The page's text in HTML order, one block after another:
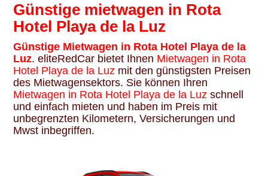
Günstige mietwagen in Rota
Hotel Playa de la Luz
Günstige Mietwagen in Rota Hotel Playa de la
Luz. eliteRedCar bietet Ihnen Mietwagen in Rota
Hotel Playa de la Luz mit den günstigsten Preisen
des Mietwagensektors. Sie können Ihren
Mietwagen in Rota Hotel Playa de la Luz schnell
und einfach mieten und haben im Preis mit
unbegrenzten Kilometern, Versicherungen und
Mwst inbegriffen.